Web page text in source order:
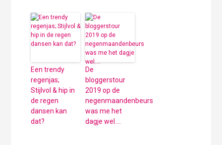
Een trendy
regenjas;
Stijlvol & hip in
de regen
dansen kan
dat?
De
bloggerstour
2019 op de
negenmaandenbeurs
was me het
dagje wel….